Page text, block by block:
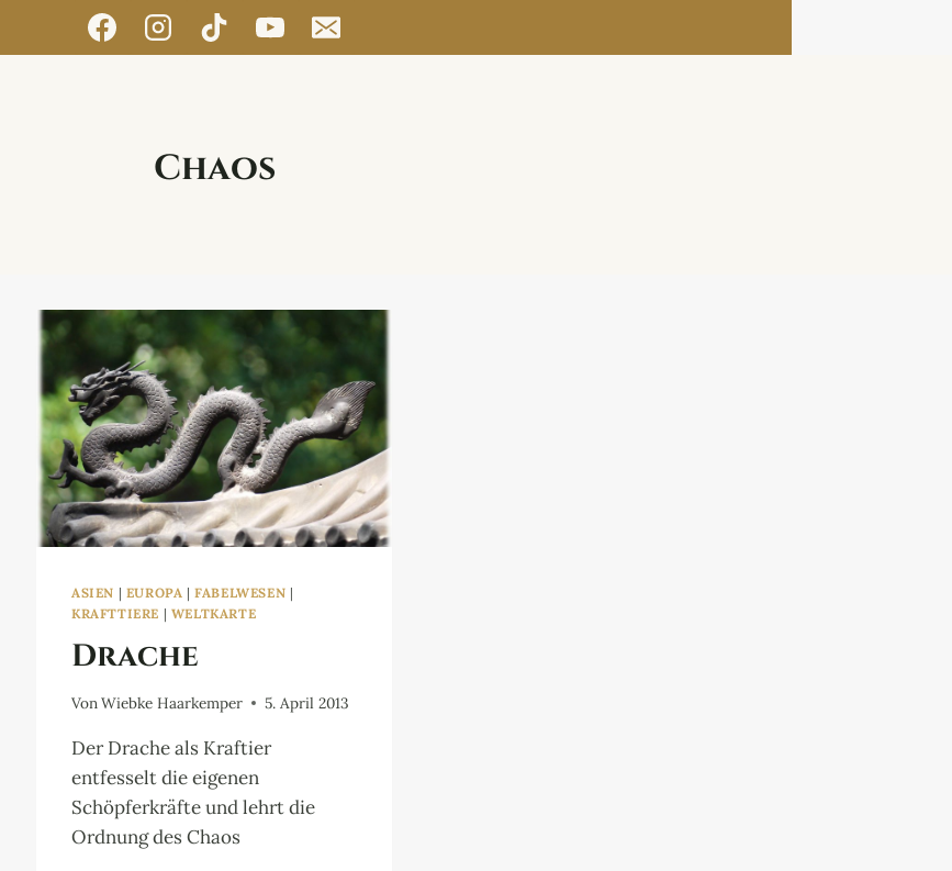
Chaos
ASIEN | EUROPA |FABELWESEN |
KRAFTTIERE | WELTKARTE
Drache
VonWiebke Haarkemper 5. April 2013
Der Drache als Kraftier
entfesselt die eigenen
Schöpferkräfte und lehrt die
Ordnung des Chaos